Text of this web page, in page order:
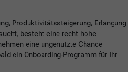
Produktivitätssteigerung, Erlangung
besteht eine recht hohe
eine ungenutzte Chance
ein Onboarding-Programm für Ihr